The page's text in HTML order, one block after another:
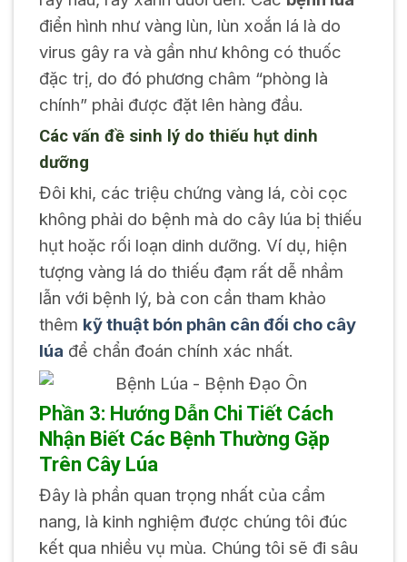
điển hình như vàng lùn, lùn xoắn lá là do
virus gây ra và gần như không có thuốc
đặc trị, do đó phương châm “phòng là
chính” phải được đặt lên hàng đầu.
Các vấn đề sinh lý do thiếu hụt dinh
dưỡng
Đôi khi, các triệu chứng vàng lá, còi cọc
không phải do bệnh mà do cây lúa bị thiếu
hụt hoặc rối loạn dinh dưỡng. Ví dụ, hiện
tượng vàng lá do thiếu đạm rất dễ nhầm
lẫn với bệnh lý, bà con cần tham khảo
thêm kỹ thuật bón phân cân đối cho cây
lúa để chẩn đoán chính xác nhất.
Phần 3: Hướng Dẫn Chi Tiết Cách
Nhận Biết Các Bệnh Thường Gặp
Trên Cây Lúa
Đây là phần quan trọng nhất của cẩm
nang, là kinh nghiệm được chúng tôi đúc
kết qua nhiều vụ mùa. Chúng tôi sẽ đi sâu